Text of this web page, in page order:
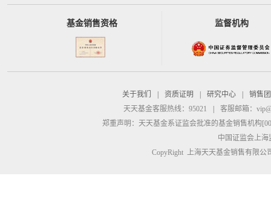
基金销售资格 监督机构
关于我们 资质证明 研究中心
销售
天天基金客服热线：95021
客服邮箱：
郑重声明： 天天基金系证监会批准的基金销售机构
中国证监会上
CopyRight 上海天天基金销售有限